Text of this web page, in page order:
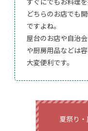
どちらのお店でも
ですよね。
屋台のお店や自治
や厨房用品などは
大変便利です。
夏祭り